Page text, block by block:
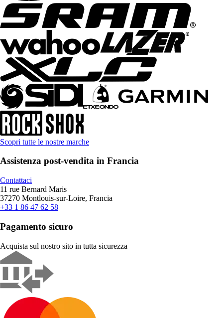
Scopri tutte le nostre marche
Assistenza post-vendita in Francia
Contattaci
11 rue Bernard Maris
37270 Montlouis-sur-Loire, Francia
+33 1 86 47 62 58
Pagamento sicuro
Acquista sul nostro sito in tutta sicurezza